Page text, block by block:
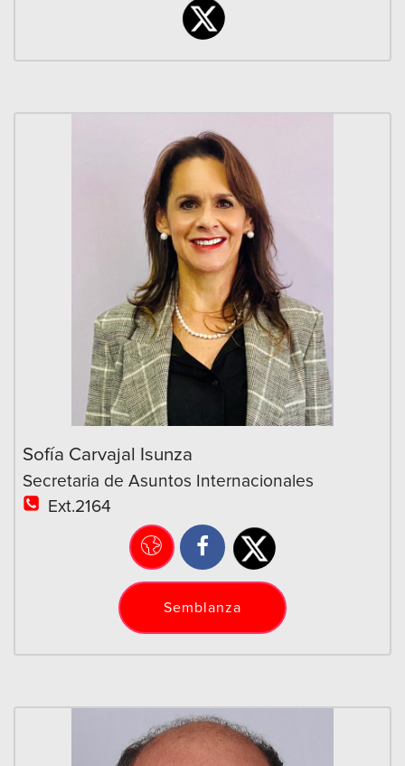
Sofía Carvajal Isunza
Secretaria de Asuntos Internacionales
Ext.2164
Semblanza